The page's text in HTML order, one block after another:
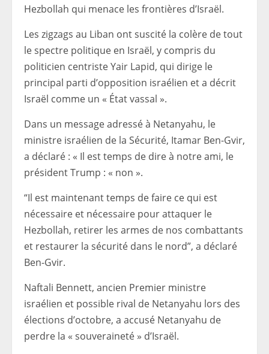
Hezbollah qui menace les frontières d’Israël.
Les zigzags au Liban ont suscité la colère de tout
le spectre politique en Israël, y compris du
politicien centriste Yair Lapid, qui dirige le
principal parti d’opposition israélien et a décrit
Israël comme un « État vassal ».
Dans un message adressé à Netanyahu, le
ministre israélien de la Sécurité, Itamar Ben-Gvir,
a déclaré : « Il est temps de dire à notre ami, le
président Trump : « non ».
“Il est maintenant temps de faire ce qui est
nécessaire et nécessaire pour attaquer le
Hezbollah, retirer les armes de nos combattants
et restaurer la sécurité dans le nord”, a déclaré
Ben-Gvir.
Naftali Bennett, ancien Premier ministre
israélien et possible rival de Netanyahu lors des
élections d’octobre, a accusé Netanyahu de
perdre la « souveraineté » d’Israël.